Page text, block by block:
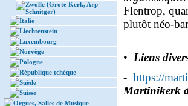
Zwolle (Grote Kerk, Arp
Schnitger)
Italie
Liechtenstein
Luxembourg
Norvège
Pologne
République tchèque
Suède
Suisse
Orgues, Salles de Musique
Flentrop,
plutôt néo-
• Liens
- https://
Martinikerk